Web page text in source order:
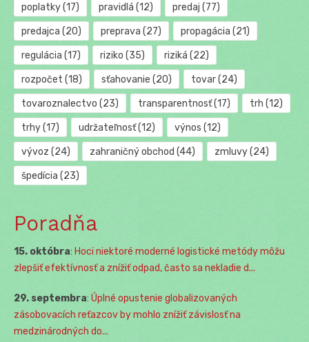
poplatky(17) pravidlá (12) predaj (77)
predajca (20) preprava (27) propagácia (21)
regulácia (17) riziko (35) riziká (22)
rozpočet (18) sťahovanie (20) tovar(24)
tovaroznalectvo (23) transparentnosť(17) trh (12)
trhy(17) udržateľnosť(12) výnos (12)
vývoz (24) zahraničný obchod (44) zmluvy(24)
špedícia (23)
Poradňa
15. októbra: Hoci niektoré moderné logistické metódy môžu
zlepšiť efektívnosť a znížiť odpad, často sa nekladie d...
29. septembra: Úplné opustenie globalizovaných
zásobovacích reťazcov by mohlo znížiť závislosť na
medzinárodných do...